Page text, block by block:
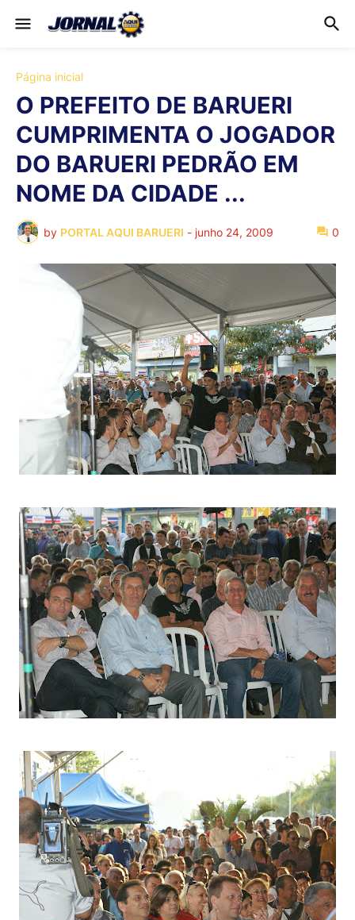
Página inicial
O PREFEITO DE BARUERI
CUMPRIMENTA O JOGADOR
DO BARUERI PEDRÃO EM
NOME DA CIDADE ...
by PORTAL AQUI BARUERI - junho 24, 2009 0